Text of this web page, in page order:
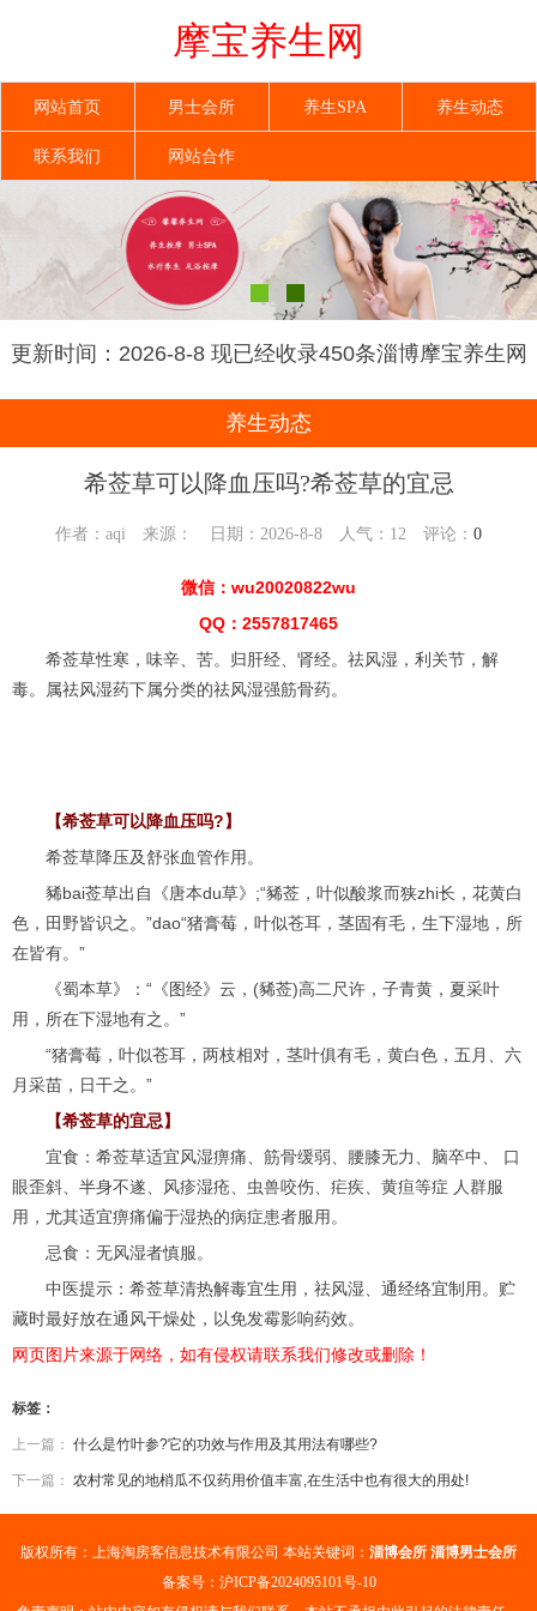
摩宝养生网
网站首页 男士会所 养生SPA 养生动态
联系我们 网站合作
更新时间：2026-8-8 现已经收录450条淄博摩宝养生网
信息
养生动态
希莶草可以降血压吗?希莶草的宜忌
作者：aqi 来源： 日期：2026-8-8 人气： 12 评论： 0
微信：wu20020822wu
QQ：2557817465
希莶草性寒，味辛、苦。归肝经、肾经。祛风湿，利关节，解
毒。属祛风湿药下属分类的祛风湿强筋骨药。
【希莶草可以降血压吗?】
希莶草降压及舒张血管作用。
豨bai莶草出自《唐本du草》;“豨莶，叶似酸浆而狭zhi长，花黄白
色，田野皆识之。”dao“猪膏莓，叶似苍耳，茎固有毛，生下湿地，所
在皆有。”
《蜀本草》：“《图经》云，(豨莶)高二尺许，子青黄，夏采叶
用，所在下湿地有之。”
“猪膏莓，叶似苍耳，两枝相对，茎叶俱有毛，黄白色，五月、六
月采苗，日干之。”
【希莶草的宜忌】
宜食：希莶草适宜风湿痹痛、筋骨缓弱、腰膝无力、脑卒中、 口
眼歪斜、半身不遂、风疹湿疮、虫兽咬伤、疟疾、黄疸等症 人群服
用，尤其适宜痹痛偏于湿热的病症患者服用。
忌食：无风湿者慎服。
中医提示：希莶草清热解毒宜生用，祛风湿、通经络宜制用。贮
藏时最好放在通风干燥处，以免发霉影响药效。
网页图片来源于网络，如有侵权请联系我们修改或删除！
标签：
上一篇： 什么是竹叶参?它的功效与作用及其用法有哪些?
下一篇： 农村常见的地梢瓜不仅药用价值丰富,在生活中也有很大的用处!
版权所有：上海淘房客信息技术有限公司 本站关键词： 淄博会所 淄博男士会所
备案号： 沪ICP备2024095101号-10